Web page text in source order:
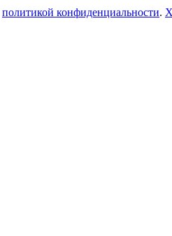
политикой конфиденциальности.